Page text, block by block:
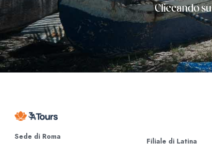
Cliccando su
Sede di Roma Filiale di Latina